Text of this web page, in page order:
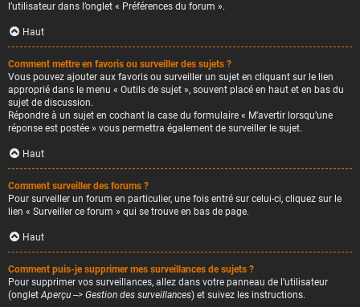
l’utilisateur dans l’onglet « Préférences du forum ».
Haut
Comment mettre en favoris ou surveiller des sujets ?
Vous pouvez ajouter aux favoris ou surveiller un sujet en cliquant sur le lien
approprié dans le menu « Outils de sujet », souvent placé en haut et en bas du
sujet de discussion.
Répondre à un sujet en cochant la case du formulaire « M’avertir lorsqu’une
réponse est postée » vous permettra également de surveiller le sujet.
Haut
Comment surveiller des forums ?
Pour surveiller un forum en particulier, une fois entré sur celui-ci, cliquez sur le
lien « Surveiller ce forum » qui se trouve en bas de page.
Haut
Comment puis-je supprimer mes surveillances de sujets ?
Pour supprimer vos surveillances, allez dans votre panneau de l’utilisateur
(ongletAperçu --> Gestion des surveillances) et suivez les instructions.